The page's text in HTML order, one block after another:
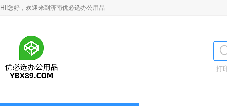
Hi!您好，欢迎来到济南优必选办公用品
打